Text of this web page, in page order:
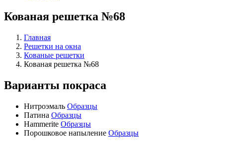
Кованая решетка №68
Главная
Решетки на окна
Кованые решетки
Кованая решетка №68
Варианты покраса
Нитроэмаль Образцы
Патина Образцы
Hammerite Образцы
Порошковое напыление Образцы